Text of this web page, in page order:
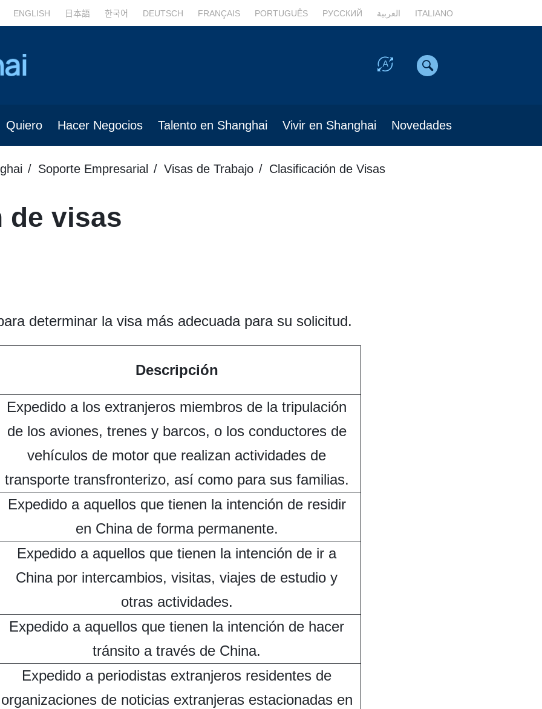
ENGLISH 日本語 한국어 DEUTSCH FRANÇAIS PORTUGUÊS РУССКИЙ العربية ITALIANO
Quiero Hacer Negocios Talento en Shanghai Vivir en Shanghai Novedades
Soporte Empresarial Visas de Trabajo Clasificación de Visas
de visas
determinar la visa más adecuada para su solicitud.
Descripción
Expedido a los extranjeros miembros de la tripulación
de los aviones, trenes y barcos, o los conductores de
vehículos de motor que realizan actividades de
transporte transfronterizo, así como para sus familias.
Expedido a aquellos que tienen la intención de residir
en China de forma permanente.
Expedido a aquellos que tienen la intención de ir a
China por intercambios, visitas, viajes de estudio y
otras actividades.
Expedido a aquellos que tienen la intención de hacer
tránsito a través de China.
Expedido a periodistas extranjeros residentes de
organizaciones de noticias extranjeras estacionadas en